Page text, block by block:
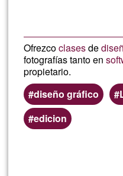
Ofrezcoclasesde
fotografías tanto en
propietario.
diseño gráfico
edicion